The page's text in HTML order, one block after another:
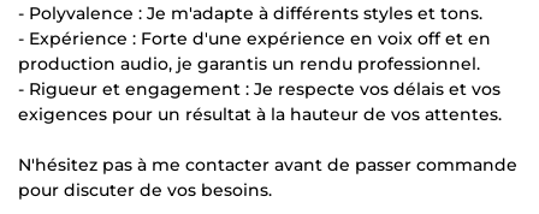
- Polyvalence : Je m'adapte à différents styles et tons.
- Expérience : Forte d'une expérience en voix off et en
production audio, je garantis un rendu professionnel.
- Rigueur et engagement : Je respecte vos délais et vos
exigences pour un résultat à la hauteur de vos attentes.
N'hésitez pas à me contacter avant de passer commande
pour discuter de vos besoins.